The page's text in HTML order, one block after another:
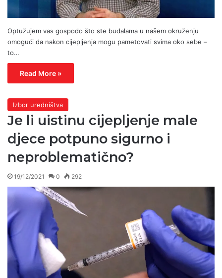
Optužujem vas gospodo što ste budalama u našem okruženju
omogući da nakon cijepljenja mogu pametovati svima oko sebe –
to…
Read More »
Izbor uredništva
Je li uistinu cijepljenje male
djece potpuno sigurno i
neproblematično?
19/12/2021 0 292